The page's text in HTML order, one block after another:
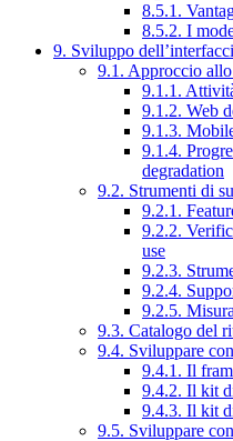
8.5.1.
8.5.2. I
9. Sviluppo
9.1. Approccio
9.1.1.
9.1.2. Web
9.1.3.
9.1.4.
degradation
9.2. Strumenti di
9.2.1.
9.2.2.
use
9.2.3.
9.2.4.
9.2.5.
9.3. Catalogo del
9.4. Sviluppare
9.4.1. Il
9.4.2. Il kit
9.4.3. Il kit
9.5. Sviluppare